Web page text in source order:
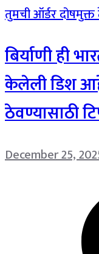
बिर्याणी ही
केलेली डिश
ठेवण्यासाठी
December 25,